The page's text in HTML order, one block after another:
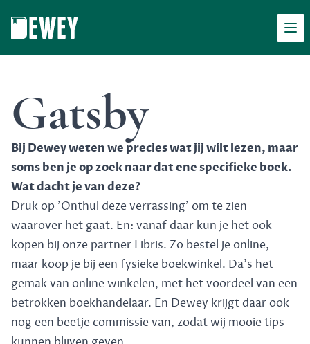
Gatsby
Bij Dewey weten we precies wat jij wilt lezen, maar
soms ben je op zoek naar dat ene specifieke boek.
Wat dacht je van deze?
Druk op 'Onthul deze verrassing' om te zien
waarover het gaat. En: vanaf daar kun je het ook
kopen bij onze partner Libris. Zo bestel je online,
maar koop je bij een fysieke boekwinkel. Da's het
gemak van online winkelen, met het voordeel van een
betrokken boekhandelaar. En Dewey krijgt daar ook
nog een beetje commissie van, zodat wij mooie tips